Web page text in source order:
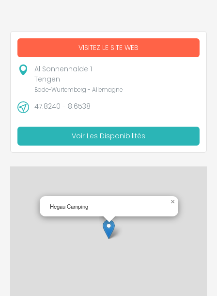
VISITEZ LE SITE WEB
Al Sonnenhalde 1
Tengen
Bade-Wurtemberg - Allemagne
47.8240 - 8.6538
Voir Les Disponibilités
Hegau Camping
×